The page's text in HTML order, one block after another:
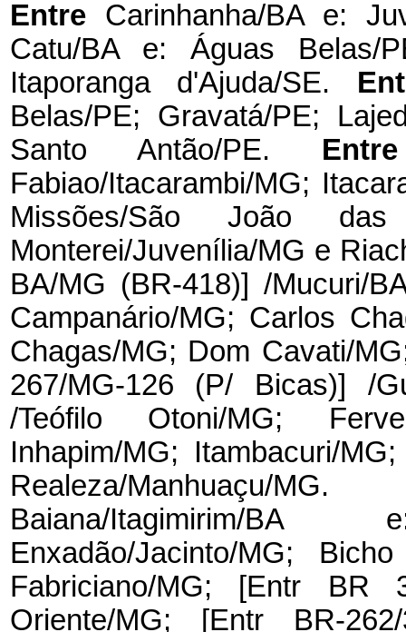
Entre Carinhanha/BA e:
Catu/BA e: Águas Belas/
Itaporanga d'Ajuda/SE.
Belas/PE; Gravatá/PE;
Santo Antão/PE.
Fabiao/Itacarambi/MG;
Missões/São João das
Monterei/Juvenília/MG e
BA/MG (BR-418)] /Mucuri/
Campanário/MG; Carlos
Chagas/MG; Dom Cavati/
267/MG-126 (P/ Bicas)] /
/Teófilo Otoni/MG;
Inhapim/MG; Itambacuri/
Realeza/Manhuaçu/MG.
Baiana/Itagimirim/
Enxadão/Jacinto/MG;
Fabriciano/MG; [Entr BR
Oriente/MG; [Entr BR-